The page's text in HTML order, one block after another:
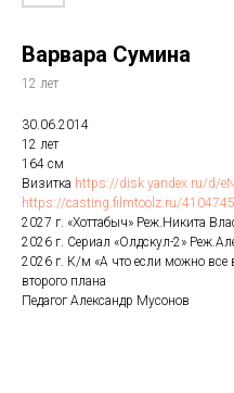
Варвара Сумина
12 лет
30.06.2014
12 лет
164 см
Визитка https://disk.yandex.ru/d/
https://casting.filmtoolz.ru/
2027 г. «Хоттабыч» Реж.Никита
2026 г. Сериал «Олдскул-2»
2026 г. К/м «А что если можно все
второго плана
Педагог Александр Мусонов